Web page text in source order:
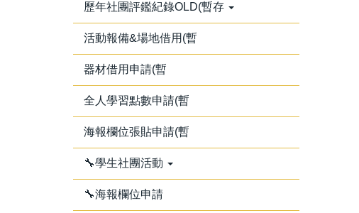
歷年社團評鑑紀錄OLD(暫存
活動報備&場地借用(暫
器材借用申請(暫
全人學習點數申請(暫
海報欄位張貼申請(暫
🔧學生社團活動
🔧海報欄位申請